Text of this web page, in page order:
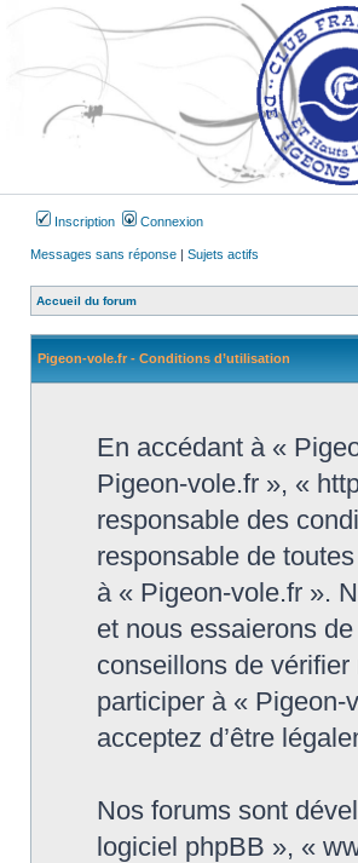
Inscription Connexion
Messages sans réponse | Sujets actifs
Accueil du forum
Pigeon-vole.fr - Conditions d’utilisation
En accédant à «
Pigeon-vole.fr », «
responsable des
responsable de
à « Pigeon-vole.fr ».
et nous essaierons
conseillons de
participer à « Pigeon-
acceptez d’être
Nos forums sont
logiciel phpBB », «